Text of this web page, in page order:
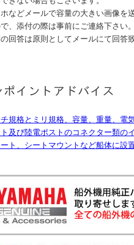
ホなどメールで容量の大きい画像を
、添付の際は事前にご連絡下さい
回答は原則としてメールにて回答
規格とミリ規格、容量、重量、電
及び陸電ポストのコネクター類の
ト、シートマウントなど船体に設